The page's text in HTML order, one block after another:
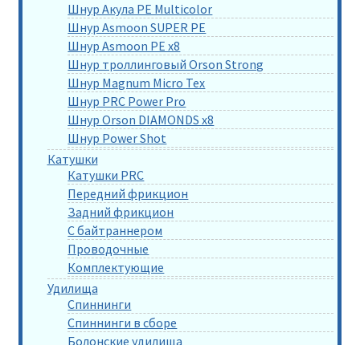
Шнур Акула PE Multicolor
Шнур Asmoon SUPER PE
Шнур Asmoon PE x8
Шнур троллинговый Orson Strong
Шнур Magnum Micro Tex
Шнур PRC Power Pro
Шнур Orson DIAMONDS x8
Шнур Power Shot
Катушки
Катушки PRC
Передний фрикцион
Задний фрикцион
С байтраннером
Проводочные
Комплектующие
Удилища
Спиннинги
Спиннинги в сборе
Болонские удилища